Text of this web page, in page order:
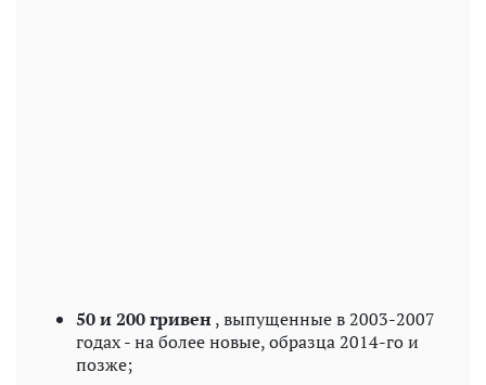
50 и 200 гривен, выпущенные в 2003-2007
годах - на более новые, образца 2014-го и
позже;